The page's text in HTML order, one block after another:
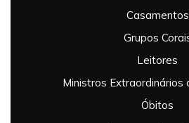
Casamentos
Grupos
Leitores
Ministros Extraordinários
Óbitos